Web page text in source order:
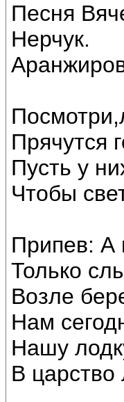
Песня
Нерчук.
Прячутся
Пусть у
Чтобы
Припев: А
Только
Возле
Нам
Нашу
В